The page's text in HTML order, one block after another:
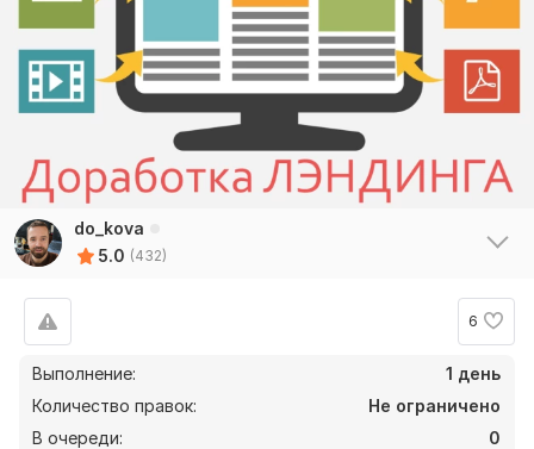
do_kova
5.0 (432)
6
Выполнение:
1 день
Количество правок:
Не ограничено
В очереди:
0